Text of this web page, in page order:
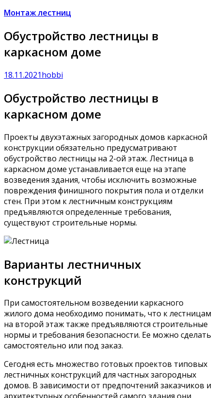
Монтаж лестниц
Обустройство лестницы в
каркасном доме
18.11.2021hobbi
Обустройство лестницы в
каркасном доме
Проекты двухэтажных загородных домов каркасной
конструкции обязательно предусматривают
обустройство лестницы на 2-ой этаж. Лестница в
каркасном доме устанавливается еще на этапе
возведения здания, чтобы исключить возможные
повреждения финишного покрытия пола и отделки
стен. При этом к лестничным конструкциям
предъявляются определенные требования,
существуют строительные нормы.
Варианты лестничных
конструкций
При самостоятельном возведении каркасного
жилого дома необходимо понимать, что к лестницам
на второй этаж также предъявляются строительные
нормы и требования безопасности. Ее можно сделать
самостоятельно или под заказ.
Сегодня есть множество готовых проектов типовых
лестничных конструкций для частных загородных
домов. В зависимости от предпочтений заказчиков и